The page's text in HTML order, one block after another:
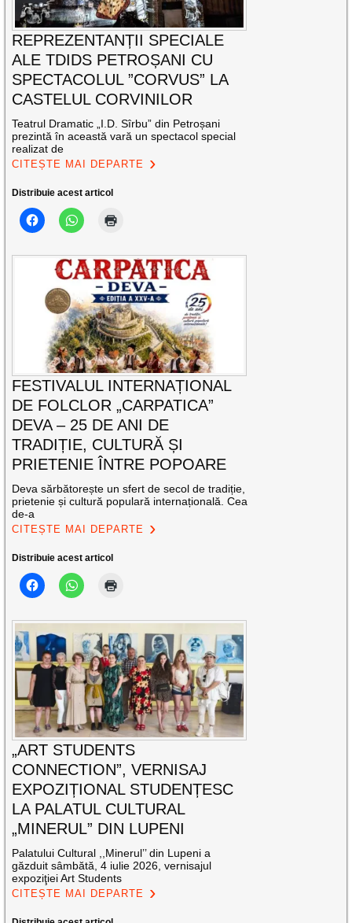
REPREZENTANȚII SPECIALE
ALE TDIDS PETROȘANI CU
SPECTACOLUL ”CORVUS” LA
CASTELUL CORVINILOR
Teatrul Dramatic „I.D. Sîrbu” din Petroșani
prezintă în această vară un spectacol special
realizat de
CITEȘTE MAI DEPARTE
Distribuie acest articol
FESTIVALUL INTERNAȚIONAL
DE FOLCLOR „CARPATICA”
DEVA – 25 DE ANI DE
TRADIȚIE, CULTURĂ ȘI
PRIETENIE ÎNTRE POPOARE
Deva sărbătorește un sfert de secol de tradiție,
prietenie și cultură populară internațională. Cea
de-a
CITEȘTE MAI DEPARTE
Distribuie acest articol
„ART STUDENTS
CONNECTION”, VERNISAJ
EXPOZIȚIONAL STUDENȚESC
LA PALATUL CULTURAL
„MINERUL” DIN LUPENI
Palatului Cultural ,,Minerul’’ din Lupeni a
găzduit sâmbătă, 4 iulie 2026, vernisajul
expoziţiei Art Students
CITEȘTE MAI DEPARTE